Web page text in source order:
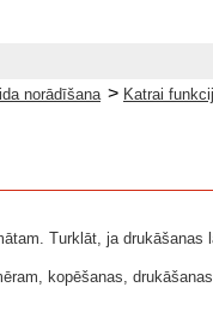
norādīšana > Katrai
Turklāt, ja drukāšanas
kopēšanas,